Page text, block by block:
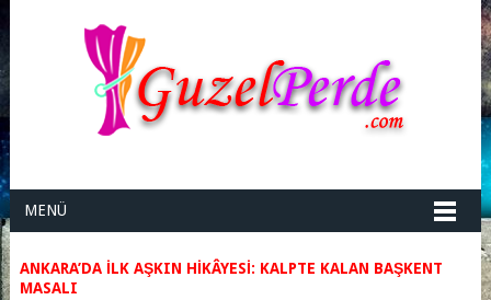
MENÜ
ANKARA’DA İLK AŞKIN HIKÂYESI: KALPTE KALAN BAŞKENT
MASALI